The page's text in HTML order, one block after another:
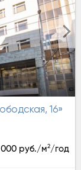
16»
000 руб./м2/год